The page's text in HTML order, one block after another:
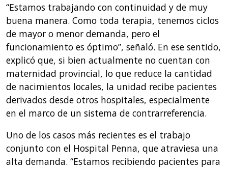
“Estamos trabajando con continuidad y de muy
buena manera. Como toda terapia, tenemos ciclos
de mayor o menor demanda, pero el
funcionamiento es óptimo”, señaló. En ese sentido,
explicó que, si bien actualmente no cuentan con
maternidad provincial, lo que reduce la cantidad
de nacimientos locales, la unidad recibe pacientes
derivados desde otros hospitales, especialmente
en el marco de un sistema de contrarreferencia.
Uno de los casos más recientes es el trabajo
conjunto con el Hospital Penna, que atraviesa una
alta demanda. “Estamos recibiendo pacientes para